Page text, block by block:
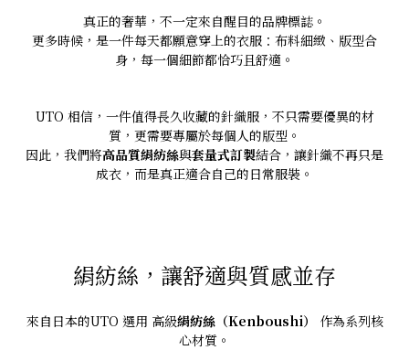
真正的奢華，不一定來自醒目的品牌標誌。
更多時候，是一件每天都願意穿上的衣服：布料細緻、版型合
身，每一個細節都恰巧且舒適。
UTO 相信，一件值得長久收藏的針織服，不只需要優異的材
質，更需要專屬於每個人的版型。
因此，我們將高品質絹紡絲與套量式訂製結合，讓針織不再只是
成衣，而是真正適合自己的日常服裝。
絹紡絲，讓舒適與質感並存
來自日本的UTO 選用 高級絹紡絲（Kenboushi）
作為系列核
心材質。